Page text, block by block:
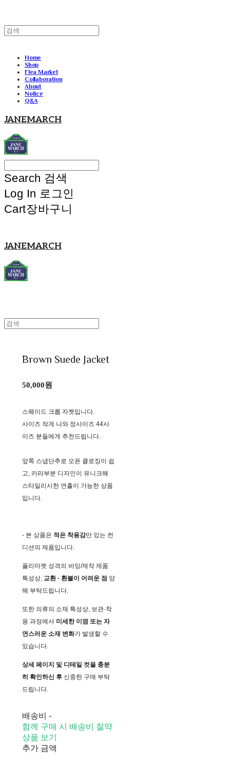
Home
Shop
Flea Market
Collaboration
About
Notice
Q&A
JANEMARCH
Search 검색
Log In 로그인
Cart장바구니
JANEMARCH
Brown Suede Jacket
50,000원
스웨이드 크롭 자켓입니다.
사이즈 작게 나와 정사이즈 44사
이즈 분들에게 추천드립니다.
앞쪽 스냅단추로 오픈 클로징이 쉽
고, 카라부분 디자인이 유니크해
스타일리시한 연출이 가능한 상품
입니다.
- 본 상품은 적은 착용감만 있는 컨
디션의 제품입니다.
플리마켓 성격의 바잉/제작 제품
특성상, 교환 · 환불이 어려운 점 양
해 부탁드립니다.
또한 의류의 소재 특성상, 보관·착
용 과정에서 미세한 이염 또는 자
연스러운 소재 변화가 발생할 수
있습니다.
상세 페이지 및 디테일 컷을 충분
히 확인하신 후신중한 구매 부탁
드립니다.
배송비 -
함께 구매 시 배송비 절약
상품 보기
추가 금액